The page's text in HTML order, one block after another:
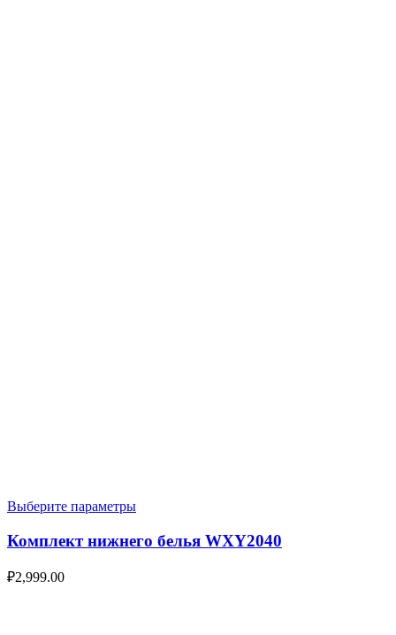
Выберите параметры
Комплект нижнего белья WXY2040
₽2,999.00